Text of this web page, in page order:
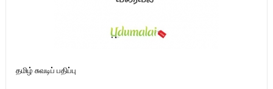
தமிழ் சுவடிப் பதிப்பு